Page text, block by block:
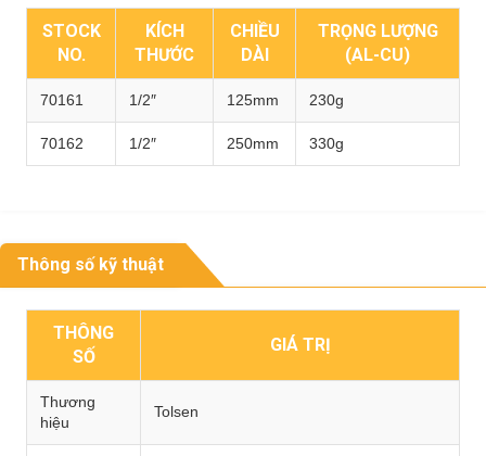
STOCK
NO.
KÍCH
THƯỚC
CHIỀU
DÀI
TRỌNG LƯỢNG
(AL-CU)
70161 1/2″ 125mm 230g
70162 1/2″ 250mm 330g
Thông số kỹ thuật
THÔNG
SỐ
GIÁ TRỊ
Thương
hiệu
Tolsen